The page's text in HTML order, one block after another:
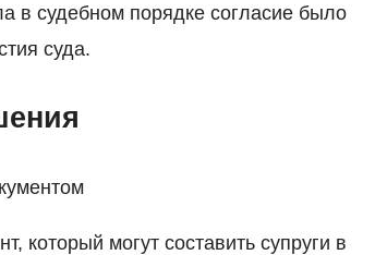
в судебном порядке согласие было
суда.
который могут составить супруги в